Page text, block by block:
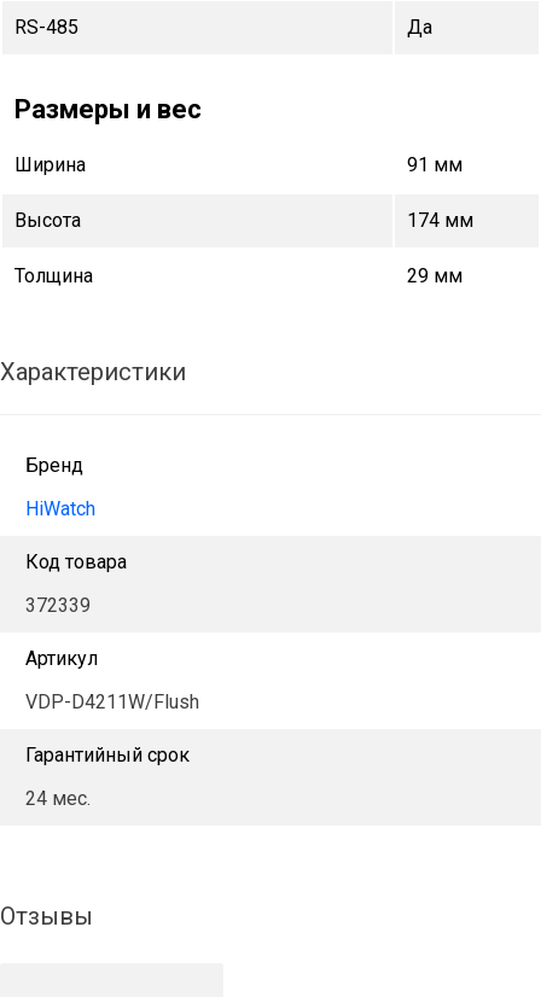
RS-485 Да
Размеры и вес
Ширина 91 мм
Высота 174 мм
Толщина 29 мм
Характеристики
Бренд
HiWatch
Код товара
372339
Артикул
VDP-D4211W/Flush
Гарантийный срок
24 мес.
Отзывы